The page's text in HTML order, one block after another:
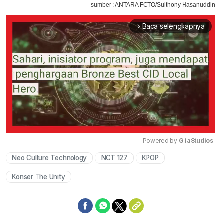
sumber : ANTARA FOTO/Sulthony Hasanuddin
arrow_forward_ios Baca selengkapnya
Powered by GliaStudios
Neo Culture Technology NCT 127 KPOP
Konser The Unity